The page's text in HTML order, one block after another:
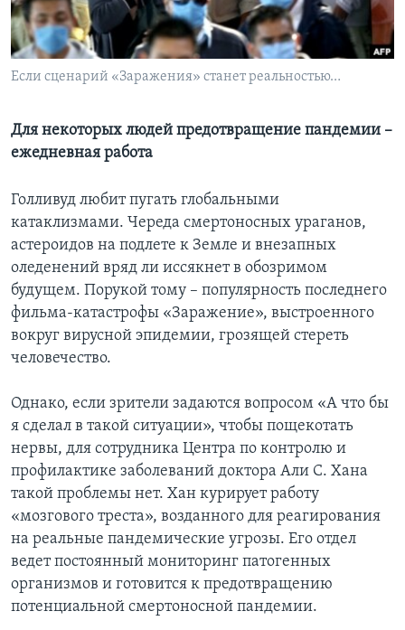
Learning English
СОЦИАЛЬНЫЕ СЕТИ
Языки
Если сценарий «Заражения» станет реальностью…
Для некоторых людей предотвращение пандемии –
ежедневная работа
Голливуд любит пугать глобальными
катаклизмами. Череда смертоносных ураганов,
астероидов на подлете к Земле и внезапных
оледенений вряд ли иссякнет в обозримом
будущем. Порукой тому – популярность последнего
фильма-катастрофы «Заражение», выстроенного
вокруг вирусной эпидемии, грозящей стереть
человечество.
Однако, если зрители задаются вопросом «А что бы
я сделал в такой ситуации», чтобы пощекотать
нервы, для сотрудника Центра по контролю и
профилактике заболеваний доктора Али С. Хана
такой проблемы нет. Хан курирует работу
«мозгового треста», возданного для реагирования
на реальные пандемические угрозы. Его отдел
ведет постоянный мониторинг патогенных
организмов и готовится к предотвращению
потенциальной смертоносной пандемии.